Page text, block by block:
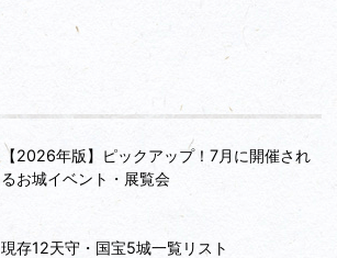
【2026年版】ピックアップ！7月に開催され
るお城イベント・展覧会
現存12天守・国宝5城一覧リスト